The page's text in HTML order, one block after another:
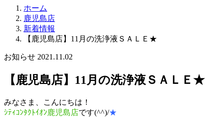
ホーム
鹿児島店
新着情報
【鹿児島店】11月の洗浄液ＳＡＬＥ★
お知らせ 2021.11.02
【鹿児島店】11月の洗浄液ＳＡＬＥ★
みなさま、こんにちは！
ｼﾃｨｺﾝﾀｸﾄｲｵﾝ鹿児島店です(^^)/★